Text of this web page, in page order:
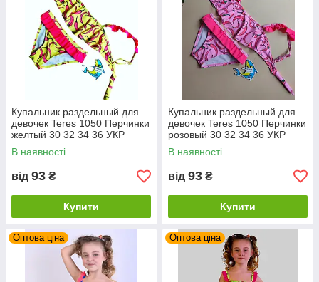
Купальник раздельный для
девочек Teres 1050 Перчинки
желтый 30 32 34 36 УКР
размеры
В наявності
від 93 ₴
Купити
Купальник раздельный для
девочек Teres 1050 Перчинки
розовый 30 32 34 36 УКР
размеры
В наявності
від 93 ₴
Купити
Оптова ціна Оптова ціна